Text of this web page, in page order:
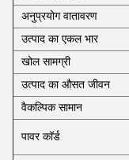
अनुप्रयोग वातावरण
उत्पाद का एकल भार
खोल सामग्री
उत्पाद का औसत जीवन
वैकल्पिक सामान
पावर कॉर्ड